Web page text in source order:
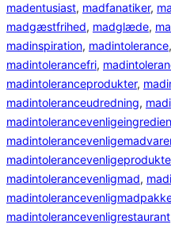
madentusiast, madfanatiker,
madgæstfrihed, madglæde,
madinspiration, madintolerance,
madintolerancefri,
madintoleranceprodukter,
madintoleranceudredning,
madintolerancevenligmad,
madintolerancevenligrestaurant